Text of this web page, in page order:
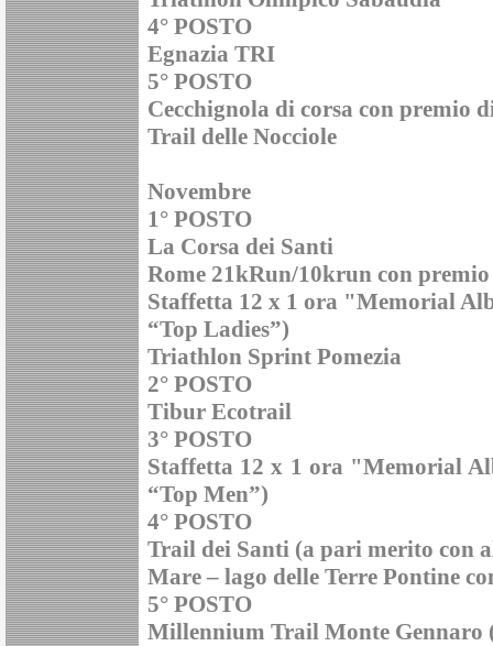
4° POSTO
Egnazia TRI
5° POSTO
Cecchignola di corsa con premio
Trail delle Nocciole
Novembre
1° POSTO
La Corsa dei Santi
Rome 21kRun/10krun con
Staffetta 12 x 1 ora "Memorial
“Top Ladies”)
Triathlon Sprint Pomezia
2° POSTO
Tibur Ecotrail
3° POSTO
Staffetta 12 x 1 ora "Memorial
“Top Men”)
4° POSTO
Trail dei Santi (a pari merito con
Mare – lago delle Terre Pontine
5° POSTO
Millennium Trail Monte Gennaro